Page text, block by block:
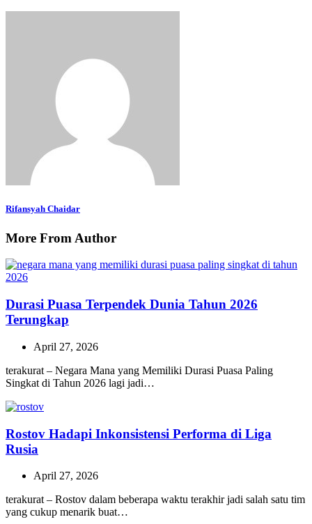
Rifansyah Chaidar
More From Author
Durasi Puasa Terpendek Dunia Tahun 2026
Terungkap
April 27, 2026
terakurat – Negara Mana yang Memiliki Durasi Puasa Paling
Singkat di Tahun 2026 lagi jadi…
Rostov Hadapi Inkonsistensi Performa di Liga
Rusia
April 27, 2026
terakurat – Rostov dalam beberapa waktu terakhir jadi salah satu tim
yang cukup menarik buat…